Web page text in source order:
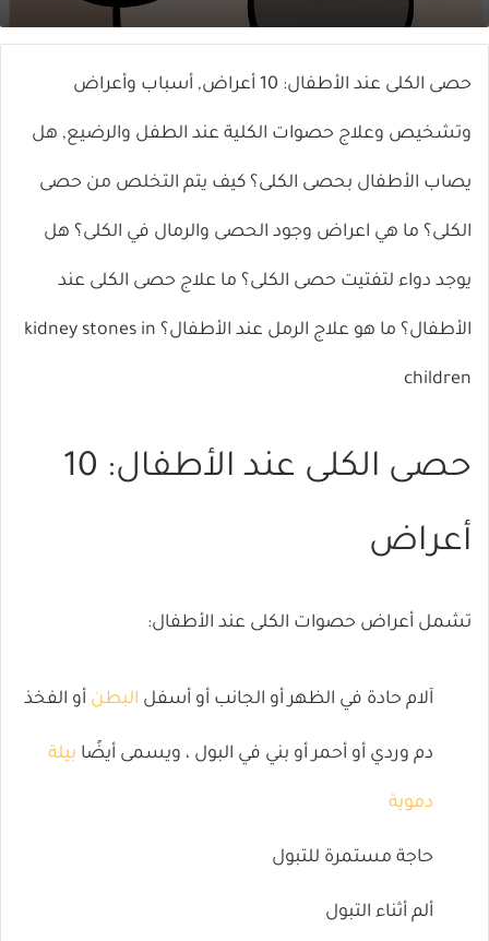
حصى الكلى عند الأطفال: 10 أعراض, أسباب وأعراض
وتشخيص وعلاج حصوات الكلية عند الطفل والرضيع, هل
يصاب الأطفال بحصى الكلى؟ كيف يتم التخلص من حصى
الكلى؟ ما هي اعراض وجود الحصى والرمال في الكلى؟ هل
يوجد دواء لتفتيت حصى الكلى؟ ما علاج حصى الكلى عند
الأطفال؟ ما هو علاج الرمل عند الأطفال؟ kidney stones in
children
حصى الكلى عند الأطفال: 10
أعراض
تشمل أعراض حصوات الكلى عند الأطفال:
آلام حادة في الظهر أو الجانب أو أسفل البطن أو الفخذ
دم وردي أو أحمر أو بني في البول ، ويسمى أيضًا بيلة
دموية
حاجة مستمرة للتبول
ألم أثناء التبول